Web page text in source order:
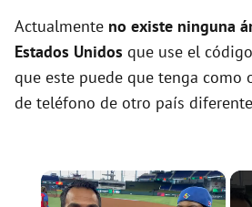
Actualmente no existe ninguna
Estados Unidos que use el
que este puede que tenga como
de teléfono de otro país
×